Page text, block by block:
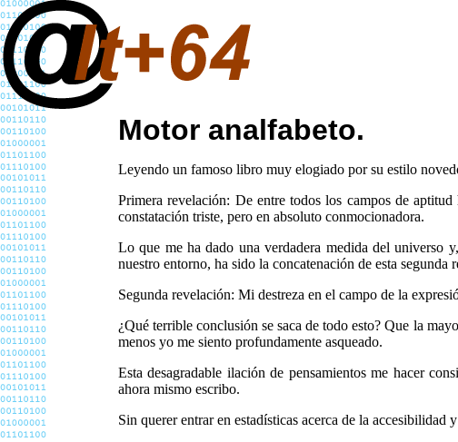
Motor analfabeto.
Leyendo un famoso libro muy elogiado por su estilo
Primera revelación: De entre todos los campos de
constatación triste, pero en absoluto conmocionadora.
Lo que me ha dado una verdadera medida del
nuestro entorno, ha sido la concatenación de esta
Segunda revelación: Mi destreza en el campo de la
¿Qué terrible conclusión se saca de todo esto? Que la
menos yo me siento profundamente asqueado.
Esta desagradable ilación de pensamientos me hacer
ahora mismo escribo.
Sin querer entrar en estadísticas acerca de la accesibilidad